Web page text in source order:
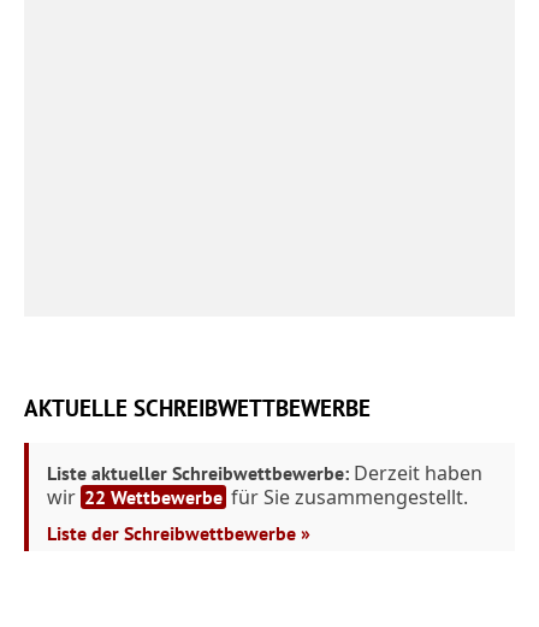
AKTUELLE SCHREIBWETTBEWERBE
Liste aktueller Schreibwettbewerbe: Derzeit haben
wir 22 Wettbewerbe für Sie zusammengestellt.
Liste der Schreibwettbewerbe »